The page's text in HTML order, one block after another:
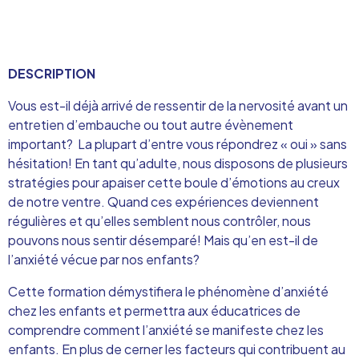
DESCRIPTION
Vous est-il déjà arrivé de ressentir de la nervosité avant un
entretien d’embauche ou tout autre évènement
important? La plupart d’entre vous répondrez « oui » sans
hésitation! En tant qu’adulte, nous disposons de plusieurs
stratégies pour apaiser cette boule d’émotions au creux
de notre ventre. Quand ces expériences deviennent
régulières et qu’elles semblent nous contrôler, nous
pouvons nous sentir désemparé! Mais qu’en est-il de
l’anxiété vécue par nos enfants?
Cette formation démystifiera le phénomène d’anxiété
chez les enfants et permettra aux éducatrices de
comprendre comment l’anxiété se manifeste chez les
enfants. En plus de cerner les facteurs qui contribuent au